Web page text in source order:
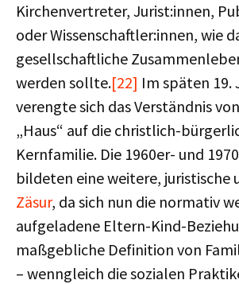
Kirchenvertreter, Jurist:innen,
oder Wissenschaftler:innen, wie
gesellschaftliche
werden sollte.[22] Im späten
verengte sich das Verständnis
„Haus“ auf die christlich-
Kernfamilie. Die 1960er- und
bildeten eine weitere, juristische
Zäsur, da sich nun die normativ
aufgeladene Eltern-Kind-
maßgebliche Definition von
– wenngleich die sozialen